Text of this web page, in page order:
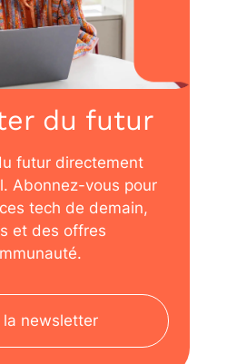
du futur
futur directement
Abonnez-vous pour
tech de demain,
et des offres
la newsletter